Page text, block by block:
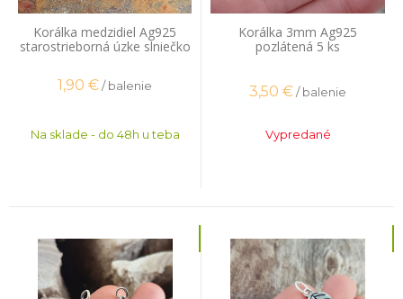
Korálka medzidiel Ag925
starostrieborná úzke slniečko
1,90 €/ balenie
Na sklade - do 48h u teba
Korálka 3mm Ag925
pozlátená 5 ks
3,50 €/ balenie
Vypredané